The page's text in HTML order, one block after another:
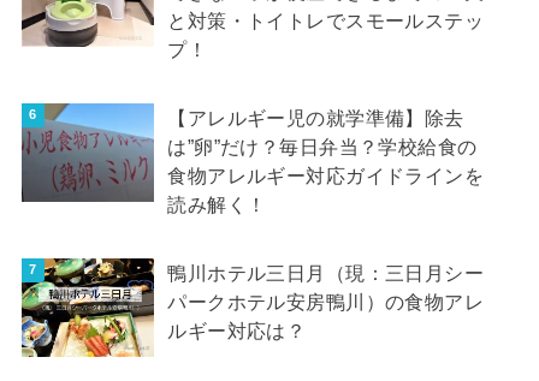
と対策・トイトレでスモールステッ
プ！
【アレルギー児の就学準備】除去
は”卵”だけ？毎日弁当？学校給食の
食物アレルギー対応ガイドラインを
読み解く！
鴨川ホテル三日月（現：三日月シー
パークホテル安房鴨川）の食物アレ
ルギー対応は？